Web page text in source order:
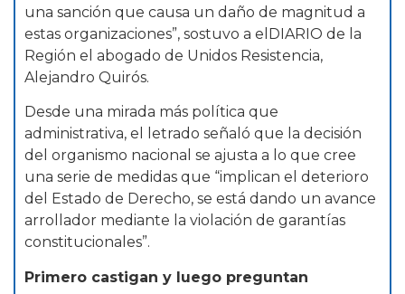
una sanción que causa un daño de magnitud a
estas organizaciones”, sostuvo a elDIARIO de la
Región el abogado de Unidos Resistencia,
Alejandro Quirós.
Desde una mirada más política que
administrativa, el letrado señaló que la decisión
del organismo nacional se ajusta a lo que cree
una serie de medidas que “implican el deterioro
del Estado de Derecho, se está dando un avance
arrollador mediante la violación de garantías
constitucionales”.
Primero castigan y luego preguntan